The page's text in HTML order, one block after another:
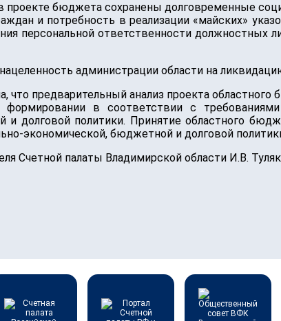
проекте бюджета сохранены долговременные
и потребность в реализации «майских»
персональной ответственности
администрации области на
что предварительный анализ проекта
в соответствии с
и долговой политики. Принятие областного
экономической, бюджетной и долговой
Счетной палаты Владимирской области И.В.